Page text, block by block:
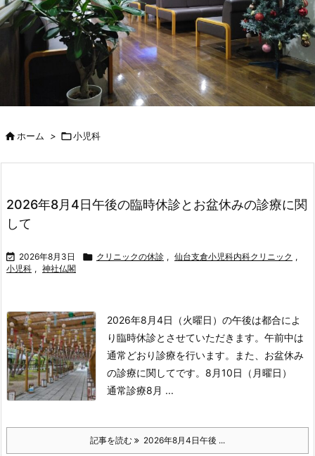
ホーム > 小児科
2026年8月4日午後の臨時休診とお盆休みの診療に関
して
 2026年8月3日  クリニックの休診 , 仙台支倉小児科内科クリニック ,
小児科 , 神社仏閣
2026年8月4日（火曜日）の午後は都合によ
り臨時休診とさせていただきます。 午前中は
通常どおり診療を行います。
また、お盆休み
の診療に関してです。 8月10日（月曜日）
通常診療8月 ...
記事を読む 2026年8月4日午後 ...